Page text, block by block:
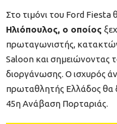
Στο τιμόνι του Ford Fiesta
Ηλιόπουλος, ο οποίος
πρωταγωνιστής,
Saloon και σημειώνοντας
διοργάνωσης. Ο ισχυρός
πρωταθλητής Ελλάδος θα
45η Ανάβαση Πορταριάς.